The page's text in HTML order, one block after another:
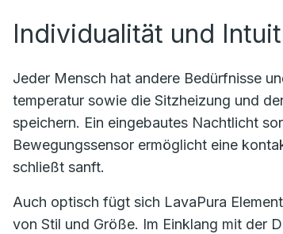
Individualität und
Jeder Mensch hat andere Bedürfnisse
temperatur sowie die Sitzheizung und
speichern. Ein eingebautes Nachtlicht
Bewegungssensor ermöglicht eine
schließt sanft.
Auch optisch fügt sich LavaPura
von Stil und Größe. Im Einklang mit der